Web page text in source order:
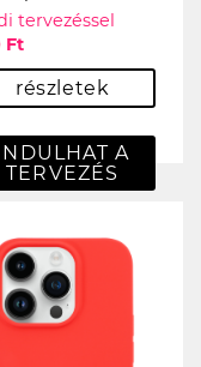
tervezéssel
Ft
részletek
A
TERVEZÉS